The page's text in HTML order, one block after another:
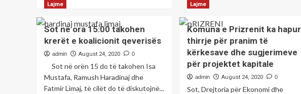
Aty
ku
është
SHBA
aty
ku
janë
atakohet
në
asnjë
formë
prona
Lajme
Sot në ora 15:00 takohen
krerët e koalicionit qeverisës
admin August 24, 2020 0
Sot në orën 15 do të takohen Isa
Mustafa, Ramush Haradinaj dhe
Fatmir Limaj, të cilët do të diskutojnë...
Lajme
Komuna e Prizrenit ka hapur
thirrje për pranim të
kërkesave dhe sugjerimeve
për projektet kapitale
admin August 24, 2020 0
Sot, Drejtoria për Ekonomi dhe